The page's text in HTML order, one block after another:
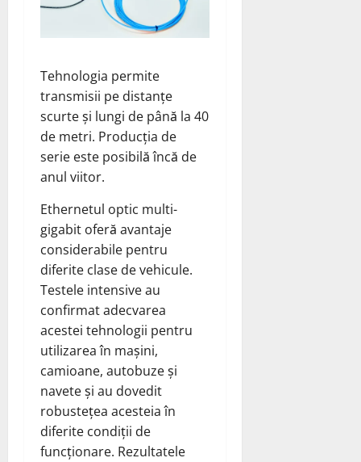
Tehnologia permite
transmisii pe distanțe
scurte și lungi de până la 40
de metri. Producția de
serie este posibilă încă de
anul viitor.
Ethernetul optic multi-
gigabit oferă avantaje
considerabile pentru
diferite clase de vehicule.
Testele intensive au
confirmat adecvarea
acestei tehnologii pentru
utilizarea în mașini,
camioane, autobuze și
navete și au dovedit
robustețea acesteia în
diferite condiții de
funcționare. Rezultatele